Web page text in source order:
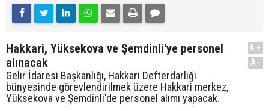
Hakkari, Yüksekova ve Şemdinli'ye personel
alınacak
Gelir İdaresi Başkanlığı, Hakkari Defterdarlığı
bünyesinde görevlendirilmek üzere Hakkari merkez,
Yüksekova ve Şemdinli'de personel alımı yapacak.
A+
A-